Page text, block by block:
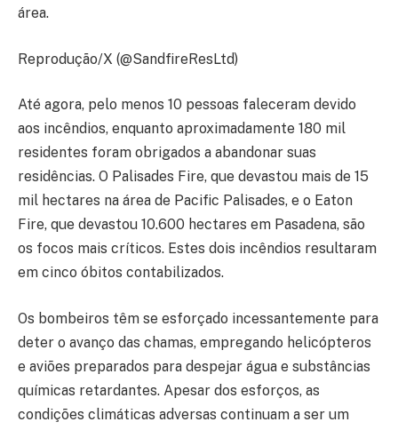
área.
Reprodução/X (@SandfireResLtd)
Até agora, pelo menos 10 pessoas faleceram devido
aos incêndios, enquanto aproximadamente 180 mil
residentes foram obrigados a abandonar suas
residências. O Palisades Fire, que devastou mais de 15
mil hectares na área de Pacific Palisades, e o Eaton
Fire, que devastou 10.600 hectares em Pasadena, são
os focos mais críticos. Estes dois incêndios resultaram
em cinco óbitos contabilizados.
Os bombeiros têm se esforçado incessantemente para
deter o avanço das chamas, empregando helicópteros
e aviões preparados para despejar água e substâncias
químicas retardantes. Apesar dos esforços, as
condições climáticas adversas continuam a ser um